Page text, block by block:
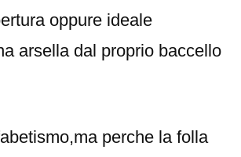
oppure ideale
arsella dal proprio baccello
perche la folla